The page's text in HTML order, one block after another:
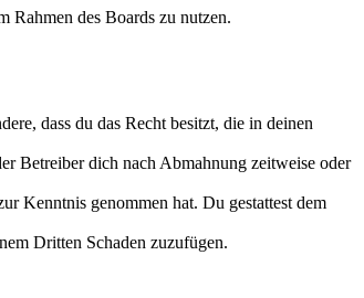
Rahmen des Boards zu nutzen.
dass du das Recht besitzt, die in deinen
Betreiber dich nach Abmahnung zeitweise oder
Kenntnis genommen hat. Du gestattest dem
Dritten Schaden zuzufügen.